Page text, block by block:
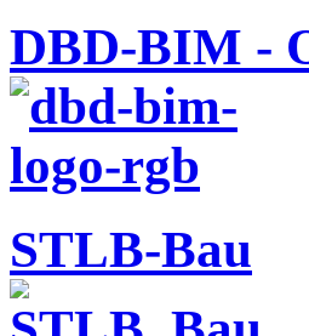
DBD-BIM -
STLB-Bau